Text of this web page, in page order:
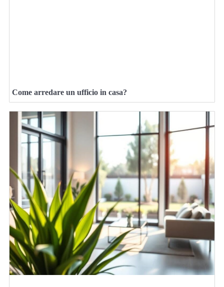
Come arredare un ufficio in casa?